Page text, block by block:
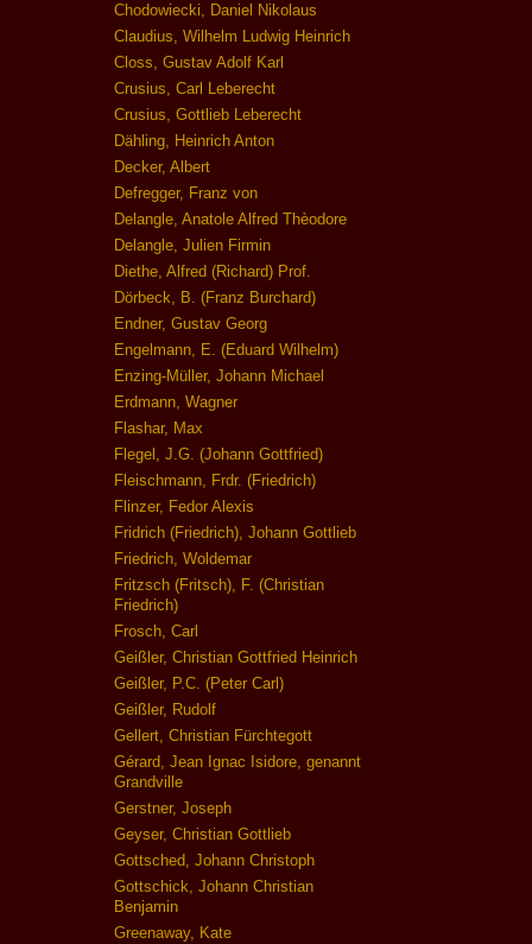
Chodowiecki, Daniel Nikolaus
Claudius, Wilhelm Ludwig Heinrich
Closs, Gustav Adolf Karl
Crusius, Carl Leberecht
Crusius, Gottlieb Leberecht
Dähling, Heinrich Anton
Decker, Albert
Defregger, Franz von
Delangle, Anatole Alfred Thèodore
Delangle, Julien Firmin
Diethe, Alfred (Richard) Prof.
Dörbeck, B. (Franz Burchard)
Endner, Gustav Georg
Engelmann, E. (Eduard Wilhelm)
Enzing-Müller, Johann Michael
Erdmann, Wagner
Flashar, Max
Flegel, J.G. (Johann Gottfried)
Fleischmann, Frdr. (Friedrich)
Flinzer, Fedor Alexis
Fridrich (Friedrich), Johann Gottlieb
Friedrich, Woldemar
Fritzsch (Fritsch), F. (Christian
Friedrich)
Frosch, Carl
Geißler, Christian Gottfried Heinrich
Geißler, P.C. (Peter Carl)
Geißler, Rudolf
Gellert, Christian Fürchtegott
Gérard, Jean Ignac Isidore, genannt
Grandville
Gerstner, Joseph
Geyser, Christian Gottlieb
Gottsched, Johann Christoph
Gottschick, Johann Christian
Benjamin
Greenaway, Kate